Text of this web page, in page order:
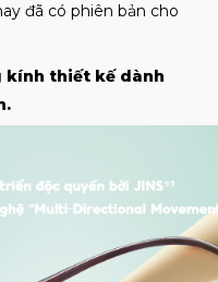
đã có phiên bản cho
kính thiết kế dành